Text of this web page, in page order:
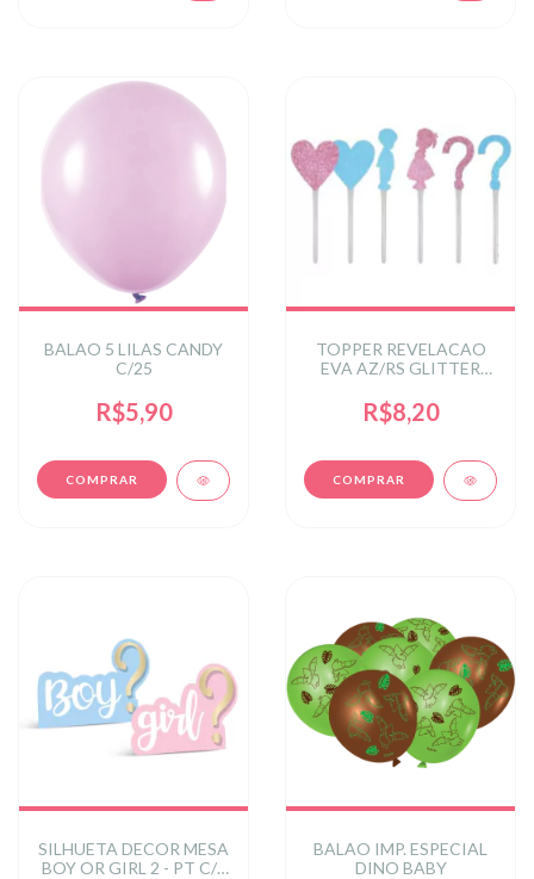
BALAO 5 LILAS CANDY
C/25
R$5,90
TOPPER REVELACAO
EVA AZ/RS GLITTER
R$8,20
SILHUETA DECOR MESA
BOY OR GIRL 2 - PT C/4
BALAO IMP. ESPECIAL
DINO BABY